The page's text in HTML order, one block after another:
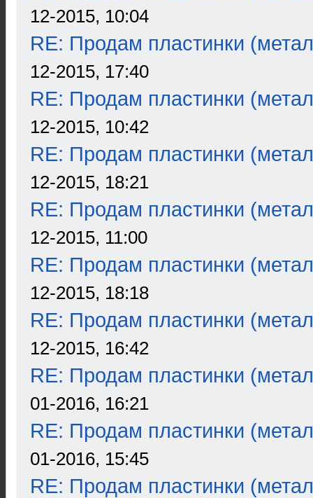
12-2015, 10:04
RE: Продам пластинки
12-2015, 17:40
RE: Продам пластинки
12-2015, 10:42
RE: Продам пластинки
12-2015, 18:21
RE: Продам пластинки
12-2015, 11:00
RE: Продам пластинки
12-2015, 18:18
RE: Продам пластинки
12-2015, 16:42
RE: Продам пластинки
01-2016, 16:21
RE: Продам пластинки
01-2016, 15:45
RE: Продам пластинки